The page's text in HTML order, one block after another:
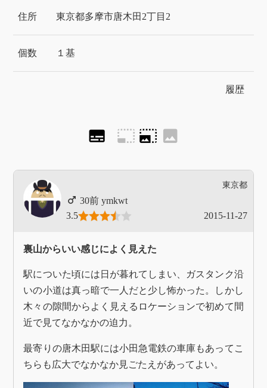
住所 東京都多摩市唐木田2丁目2
個数 １基
履歴
subtitles photo_size_select_small photo_size_select_large image
東京都
ymkwt
3.5
2015-11-27
裏山からいい感じによく見えた
駅についた頃には日が暮れてしまい、ガスタンク沿
いの小道は真っ暗で一人だと少し怖かった。しかし
木々の隙間からよく見えるロケーションで初めて間
近で見てなかなかの迫力。
最寄りの唐木田駅には小田急電鉄の車庫もあってこ
ちらも広大でなかなか見ごたえがあってよい。